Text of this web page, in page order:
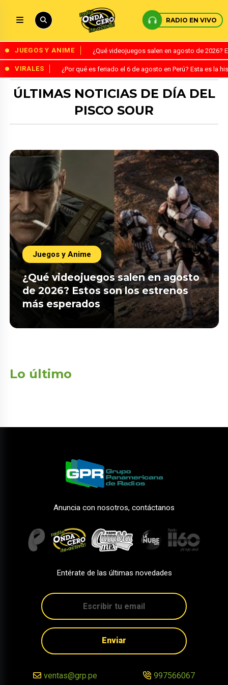
RADIO EN VIVO
JUEGOS Y ANIME ¿Qué videojuegos salen en agosto de
VIRALES ¿Por qué es feriado el 6 de agosto en Perú? Esta es la
ÚLTIMAS NOTICIAS DE DÍA DEL
PISCO SOUR
Juegos y Anime
¿Qué videojuegos salen en agosto
de 2026? Estos son los estrenos
más esperados
Lo último
Anuncia con nosotros, contáctanos
Entérate de las últimas novedades
Enviar
ventas@grp.pe 997566067